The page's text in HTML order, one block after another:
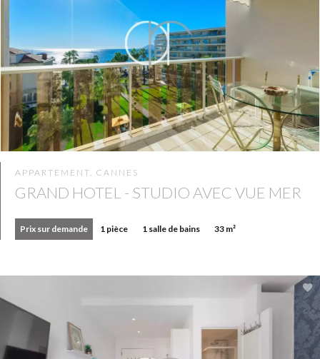
APPARTEMENT, CANNES
GRAND HOTEL - STUDIO AVEC VUE MER
Prix sur demande 1 pièce 1 salle de bains 33 m²